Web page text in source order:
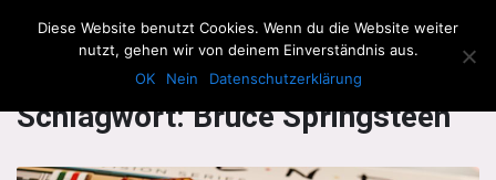
The Howling Men
Schlagwort:Bruce Springsteen
Diese Website benutzt Cookies. Wenn du die Website weiter
nutzt, gehen wir von deinem Einverständnis aus.
OK
Nein Datenschutzerklärung